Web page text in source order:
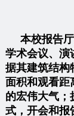
本校报告厅
学术会议、演
据其建筑结构
面积和观看距
的宏伟大气；
式，开会和报